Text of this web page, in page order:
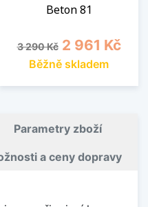
Beton 81
Běžná cena
3 290 Kč Cena
2 961 Kč
Běžně skladem
Parametry zboží
a ceny dopravy